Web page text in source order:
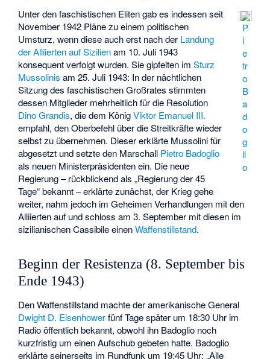
P
i
e
tr
o
B
a
d
o
g
li
o
Unter den faschistischen Eliten gab es indessen seit
November 1942 Pläne zu einem politischen
Umsturz, wenn diese auch erst nach der Landung
der Alliierten auf Sizilienam 10. Juli 1943
konsequent verfolgt wurden. Sie gipfelten imSturz
Mussolinis am 25. Juli 1943: In der nächtlichen
Sitzung des faschistischen Großrates stimmten
dessen Mitglieder mehrheitlich für die Resolution
Dino Grandis, die dem KönigViktor Emanuel III.
empfahl, den Oberbefehl über die Streitkräfte wieder
selbst zu übernehmen. Dieser erklärte Mussolini für
abgesetzt und setzte den Marschall Pietro Badoglio
als neuen Ministerpräsidenten ein. Die neue
Regierung – rückblickend als „Regierung der 45
Tage“ bekannt – erklärte zunächst, der Krieg gehe
weiter, nahm jedoch im Geheimen Verhandlungen mit den
Alliierten auf und schloss am 3. September mit diesen im
sizilianischen Cassibile einenWaffenstillstand.
Beginn der Resistenza (8. September bis
Ende 1943)
Den Waffenstillstand machte der amerikanische General
Dwight D. Eisenhowerfünf Tage später um 18:30 Uhr im
Radio öffentlich bekannt, obwohl ihn Badoglio noch
kurzfristig um einen Aufschub gebeten hatte. Badoglio
erklärte seinerseits im Rundfunk um 19:45 Uhr: „Alle